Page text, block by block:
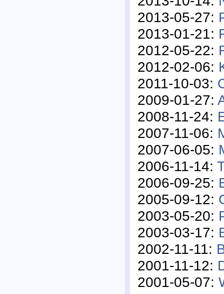
2013-05-27:
2013-01-21:
2012-05-22:
2012-02-06:
2011-10-03:
2009-01-27:
2008-11-24:
2007-11-06:
2007-06-05:
2006-11-14:
2006-09-25:
2005-09-12:
2003-05-20:
2003-03-17:
2002-11-11:
2001-11-12:
2001-05-07: